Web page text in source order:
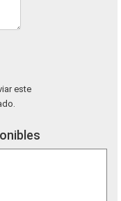
este